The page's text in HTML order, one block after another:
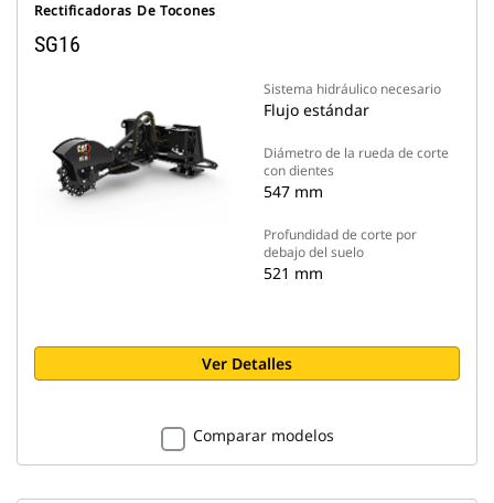
Rectificadoras De Tocones
SG16
Sistema hidráulico necesario
Flujo estándar
Diámetro de la rueda de corte
con dientes
547 mm
Profundidad de corte por
debajo del suelo
521 mm
Ver Detalles
Comparar modelos